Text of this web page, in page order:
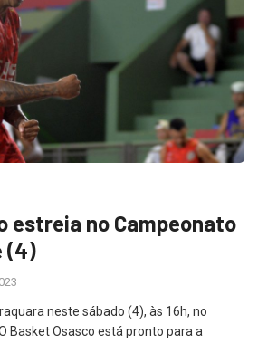
estreia no Campeonato
(4)
neste sábado (4), às 16h, no
Basket Osasco está pronto para a